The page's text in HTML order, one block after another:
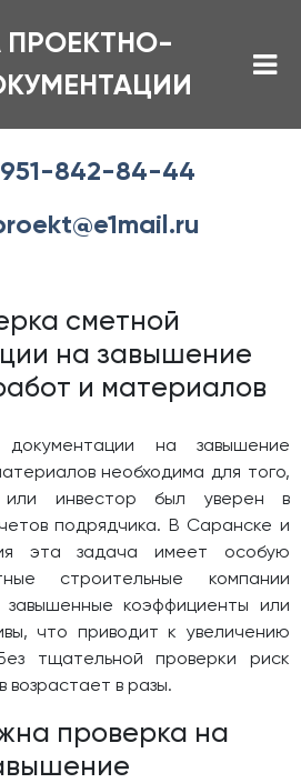
ПРОЕКТНО-
842-84-44
сметной
на завышение
и материалов
на завышение
необходима для того,
или инвестор был уверен в
подрядчика. В Саранске и
эта задача имеет особую
строительные компании
завышенные коэффициенты или
что приводит к увеличению
тщательной проверки риск
в разы.
проверка на